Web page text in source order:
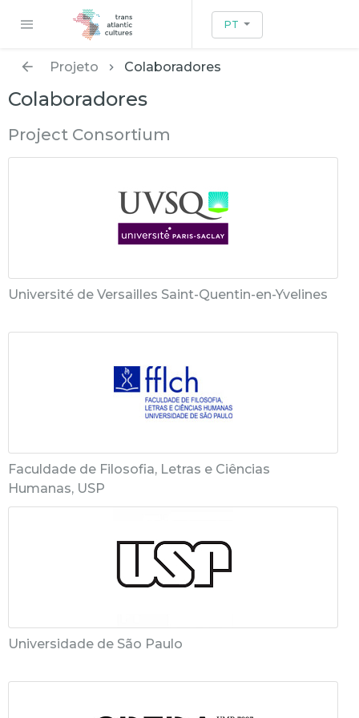
PT
Projeto Colaboradores
Colaboradores
Project Consortium
Université de Versailles Saint-Quentin-en-Yvelines
Faculdade de Filosofia, Letras e Ciências
Humanas, USP
Universidade de São Paulo